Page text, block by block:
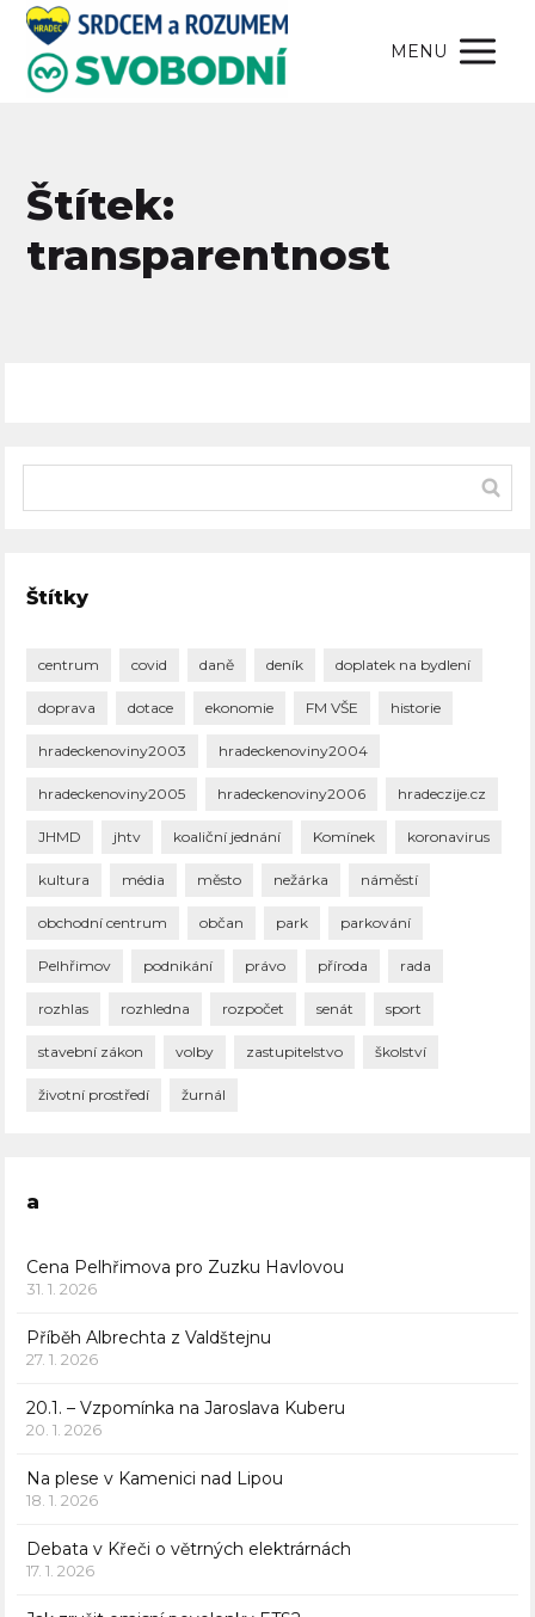
MENU
Štítek:
transparentnost
Štítky
centrum covid daně deník doplatek na bydlení
doprava dotace ekonomie FM VŠE historie
hradeckenoviny2003 hradeckenoviny2004
hradeckenoviny2005 hradeckenoviny2006 hradeczije.cz
JHMD jhtv koaliční jednání Komínek koronavirus
kultura média město nežárka náměstí
obchodní centrum občan park parkování
Pelhřimov podnikání právo příroda rada
rozhlas rozhledna rozpočet senát sport
stavební zákon volby zastupitelstvo školství
životní prostředí žurnál
a
Cena Pelhřimova pro Zuzku Havlovou
31. 1. 2026
Příběh Albrechta z Valdštejnu
27. 1. 2026
20.1. – Vzpomínka na Jaroslava Kuberu
20. 1. 2026
Na plese v Kamenici nad Lipou
18. 1. 2026
Debata v Křeči o větrných elektrárnách
17. 1. 2026